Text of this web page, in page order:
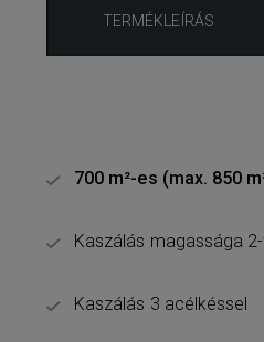
TERMÉKLEÍRÁS
700 m²-es (max. 850
Kaszálás magassága
Kaszálás 3 acélkéssel